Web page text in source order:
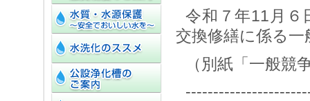
令和７年11月６
交換修繕に係る
（別紙「一般競